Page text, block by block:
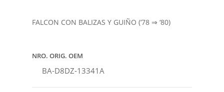
FALCON CON BALIZAS Y GUIÑO (‘78 ⇒ ‘80)
NRO. ORIG. OEM
BA-D8DZ-13341A